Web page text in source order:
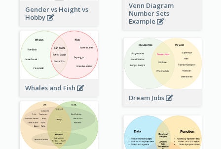
Gender vs Height vs
Hobby
Venn Diagram
Number Sets
Example
Whales and Fish
Dream Jobs